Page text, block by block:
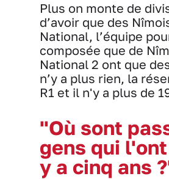
Plus on monte de
d’avoir que des
National, l’équipe
composée que de
National 2 ont que
n’y a plus rien, la
R1 et il n'y a plus de
"Où sont
gens qui
y a cinq ans